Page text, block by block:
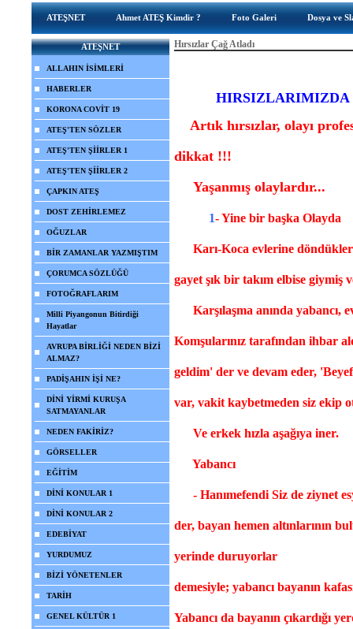
ATEŞNET Ahmet ATEŞ Kimdir ? Foto Galeri Dosya ve
ATEŞNET
ALLAHIN İSİMLERİ
HABERLER
KORONA COVİT 19
ATEŞ'TEN SÖZLER
ATEŞ'TEN ŞİİRLER 1
ATEŞ'TEN ŞİİRLER 2
ÇAPKIN ATEŞ
DOST ZEHİRLEMEZ
OĞUZLAR
BİR ZAMANLAR YAZMIŞTIM
ÇORUMCA SÖZLÜĞÜ
FOTOĞRAFLARIM
Milli Piyangonun Bitirdiği
Hayatlar
AVRUPA BİRLİĞİ NEDEN BİZİ
ALMAZ?
PADİŞAHIN İŞİ NE?
DİNİ YİRMİ KURUŞA
SATMAYANLAR
NEDEN FAKİRİZ?
GÖRSELLER
EĞİTİM
DİNİ KONULAR 1
DİNİ KONULAR 2
EDEBİYAT
YURDUMUZ
BİZİ YÖNETENLER
TARİH
GENEL KÜLTÜR 1
Hırsızlar Çağ Atladı
Artık hırsızlar, olayı
dikkat !!!
Yaşanmış olaylardır...
1- Yine bir başka Olayda
Karı-Koca evlerine
gayet şık bir takım elbise giymiş
Karşılaşma anında yabancı,
Komşularınız tarafından ihbar
geldim' der ve devam eder,
var, vakit kaybetmeden siz ekip
Ve erkek hızla aşağıya iner.
Yabancı
- Hanımefendi Siz de ziynet
der, bayan hemen altınlarının
yerinde duruyorlar
demesiyle; yabancı bayanın
Yabancı da bayanın çıkardığı